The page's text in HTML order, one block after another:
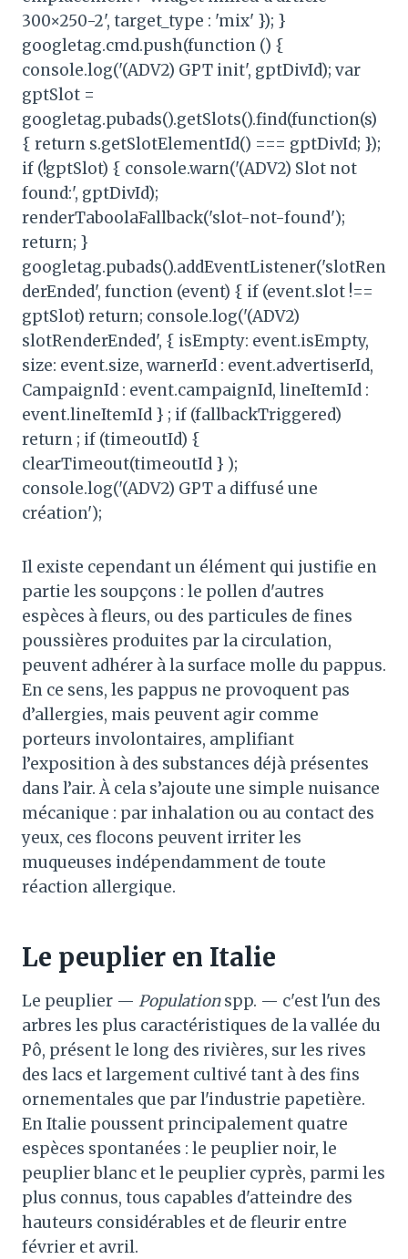
300×250-2', target_type : 'mix' }); }
googletag.cmd.push(function () {
console.log('(ADV2) GPT init', gptDivId); var
gptSlot =
googletag.pubads().getSlots().find(function(s)
{ return s.getSlotElementId() === gptDivId; });
if (!gptSlot) { console.warn('(ADV2) Slot not
found:', gptDivId);
renderTaboolaFallback('slot-not-found');
return; }
googletag.pubads().addEventListener('slotRen
derEnded', function (event) { if (event.slot !==
gptSlot) return; console.log('(ADV2)
slotRenderEnded', { isEmpty: event.isEmpty,
size: event.size, warnerId : event.advertiserId,
CampaignId : event.campaignId, lineItemId :
event.lineItemId } ; if (fallbackTriggered)
return ; if (timeoutId) {
clearTimeout(timeoutId } );
console.log('(ADV2) GPT a diffusé une
création');
Il existe cependant un élément qui justifie en
partie les soupçons : le pollen d'autres
espèces à fleurs, ou des particules de fines
poussières produites par la circulation,
peuvent adhérer à la surface molle du pappus.
En ce sens, les pappus ne provoquent pas
d’allergies, mais peuvent agir comme
porteurs involontaires, amplifiant
l’exposition à des substances déjà présentes
dans l’air. À cela s’ajoute une simple nuisance
mécanique : par inhalation ou au contact des
yeux, ces flocons peuvent irriter les
muqueuses indépendamment de toute
réaction allergique.
Le peuplier en Italie
Le peuplier — Populationspp. — c'est l'un des
arbres les plus caractéristiques de la vallée du
Pô, présent le long des rivières, sur les rives
des lacs et largement cultivé tant à des fins
ornementales que par l'industrie papetière.
En Italie poussent principalement quatre
espèces spontanées : le peuplier noir, le
peuplier blanc et le peuplier cyprès, parmi les
plus connus, tous capables d'atteindre des
hauteurs considérables et de fleurir entre
février et avril.